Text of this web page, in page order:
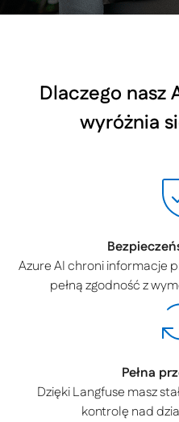
Dlaczego nasz
wyróżnia
Azure AI chroni informacje
pełną zgodność z
Pełna
Dzięki Langfuse masz
kontrolę nad